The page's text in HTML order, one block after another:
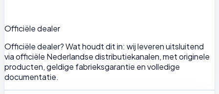
Officiële dealer
Officiële dealer? Wat houdt dit in: wij leveren uitsluitend
via officiële Nederlandse distributiekanalen, met originele
producten, geldige fabrieksgarantie en volledige
documentatie.